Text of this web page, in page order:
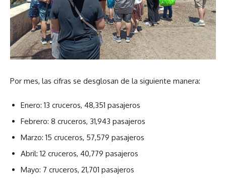
Por mes, las cifras se desglosan de la siguiente manera:
Enero: 13 cruceros, 48,351 pasajeros
Febrero: 8 cruceros, 31,943 pasajeros
Marzo: 15 cruceros, 57,579 pasajeros
Abril: 12 cruceros, 40,779 pasajeros
Mayo: 7 cruceros, 21,701 pasajeros